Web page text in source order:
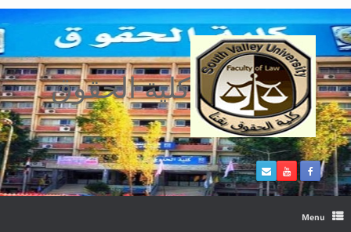
Skip
to
content
كلية الحقوق
Menu